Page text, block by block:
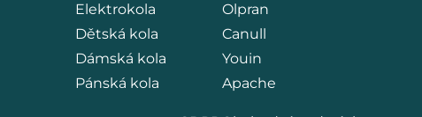
Elektrokola
Dětská kola
Dámská kola
Pánská kola
Olpran
Canull
Youin
Apache